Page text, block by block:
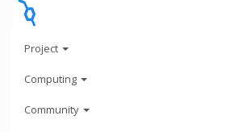
Project
Computing
Community